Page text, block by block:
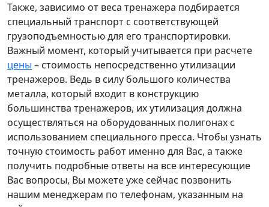
Также, зависимо от веса тренажера подбирается
специальный транспорт с соответствующей
грузоподъемностью для его транспортировки.
Важный момент, который учитывается при расчете
цены – стоимость непосредственно утилизации
тренажеров. Ведь в силу большого количества
металла, который входит в конструкцию
большинства тренажеров, их утилизация должна
осуществляться на оборудованных полигонах с
использованием специального пресса. Чтобы узнать
точную стоимость работ именно для Вас, а также
получить подробные ответы на все интересующие
Вас вопросы, Вы можете уже сейчас позвонить
нашим менеджерам по телефонам, указанным на